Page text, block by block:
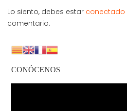
Lo siento, debes estar conectado
comentario.
CONÓCENOS